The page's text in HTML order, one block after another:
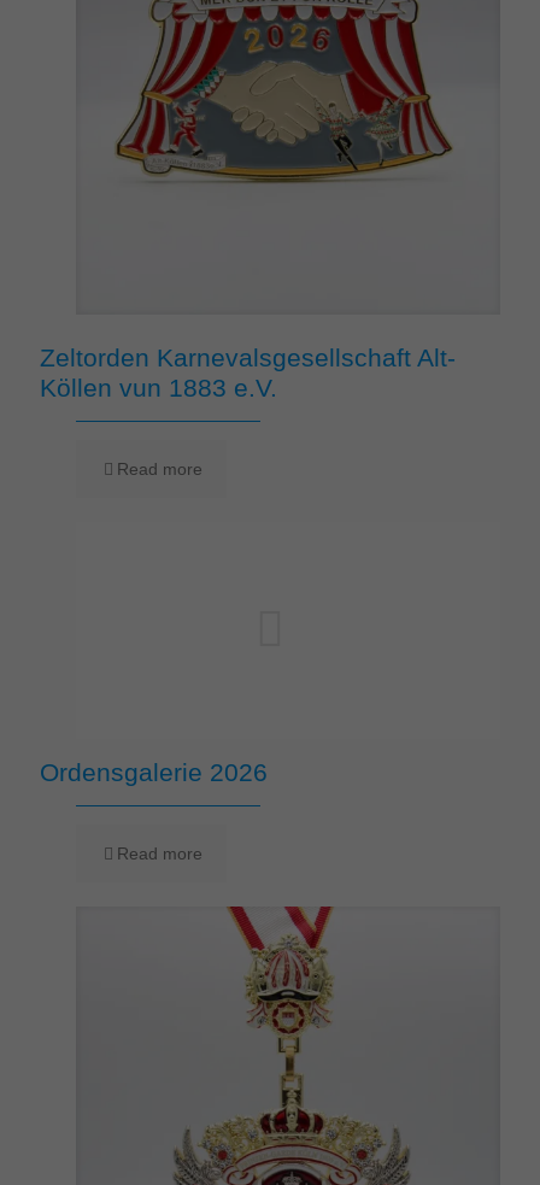
Zeltorden Karnevalsgesellschaft Alt-
Köllen vun 1883 e.V.
Read more
Ordensgalerie 2026
Read more